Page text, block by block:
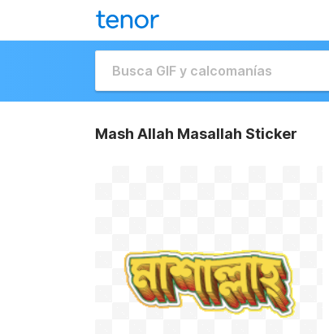
Mash Allah Masallah Sticker